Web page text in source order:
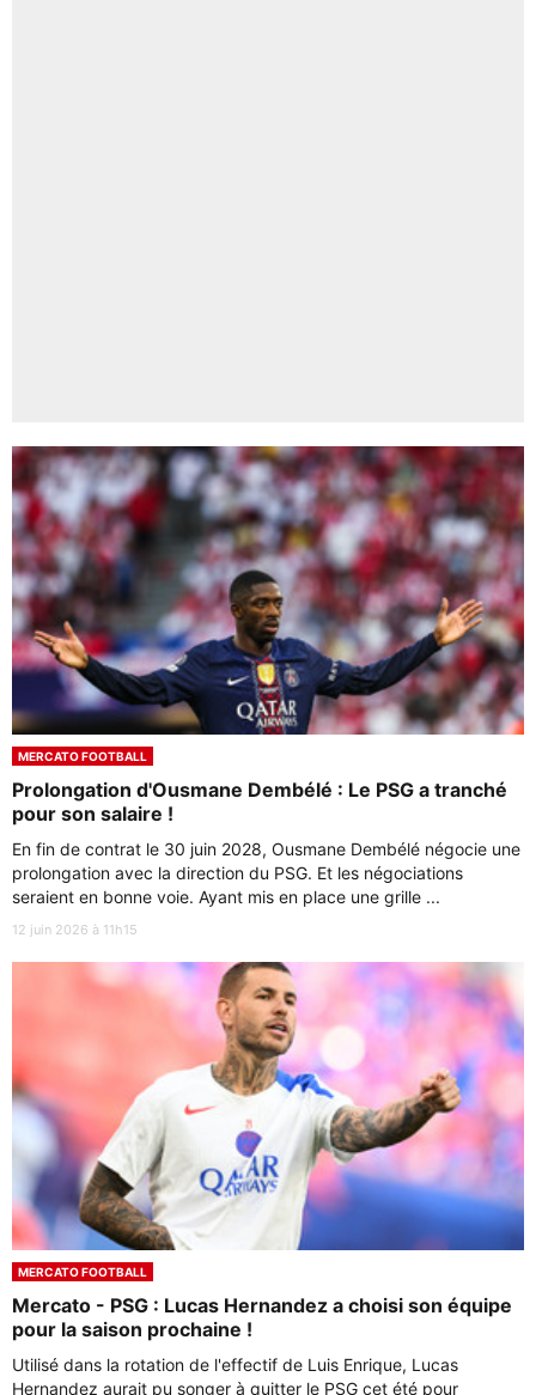
MERCATO FOOTBALL
Prolongation d'Ousmane Dembélé : Le PSG a tranché
pour son salaire !
En fin de contrat le 30 juin 2028, Ousmane Dembélé négocie une
prolongation avec la direction du PSG. Et les négociations
seraient en bonne voie. Ayant mis en place une grille ...
12 juin 2026 à 11h15
MERCATO FOOTBALL
Mercato - PSG : Lucas Hernandez a choisi son équipe
pour la saison prochaine !
Utilisé dans la rotation de l'effectif de Luis Enrique, Lucas
Hernandez aurait pu songer à quitter le PSG cet été pour